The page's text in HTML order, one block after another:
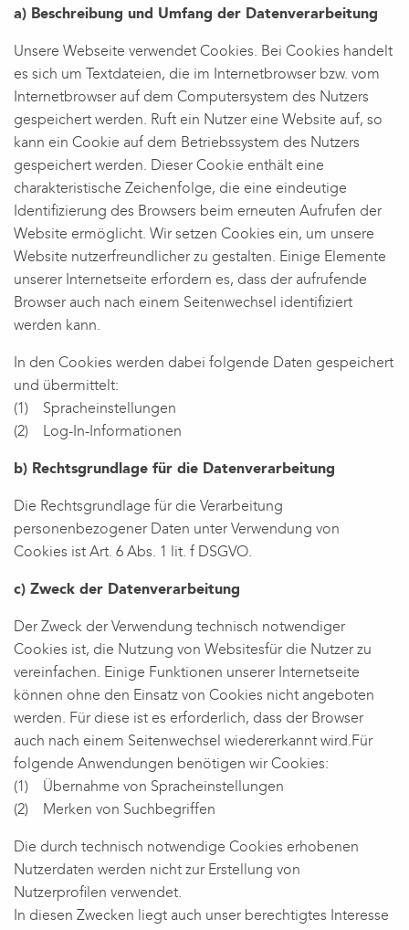
a) Beschreibung und Umfang der Datenverarbeitung
Unsere Webseite verwendet Cookies. Bei Cookies handelt
es sich um Textdateien, die im Internetbrowser bzw. vom
Internetbrowser auf dem Computersystem des Nutzers
gespeichert werden. Ruft ein Nutzer eine Website auf, so
kann ein Cookie auf dem Betriebssystem des Nutzers
gespeichert werden. Dieser Cookie enthält eine
charakteristische Zeichenfolge, die eine eindeutige
Identifizierung des Browsers beim erneuten Aufrufen der
Website ermöglicht. Wir setzen Cookies ein, um unsere
Website nutzerfreundlicher zu gestalten. Einige Elemente
unserer Internetseite erfordern es, dass der aufrufende
Browser auch nach einem Seitenwechsel identifiziert
werden kann.
In den Cookies werden dabei folgende Daten gespeichert
und übermittelt:
(1) Spracheinstellungen
(2) Log-In-Informationen
b) Rechtsgrundlage für die Datenverarbeitung
Die Rechtsgrundlage für die Verarbeitung
personenbezogener Daten unter Verwendung von
Cookies ist Art. 6 Abs. 1 lit. f DSGVO.
c) Zweck der Datenverarbeitung
Der Zweck der Verwendung technisch notwendiger
Cookies ist, die Nutzung von Websitesfür die Nutzer zu
vereinfachen. Einige Funktionen unserer Internetseite
können ohne den Einsatz von Cookies nicht angeboten
werden. Für diese ist es erforderlich, dass der Browser
auch nach einem Seitenwechsel wiedererkannt wird.Für
folgende Anwendungen benötigen wir Cookies:
(1) Übernahme von Spracheinstellungen
(2) Merken von Suchbegriffen
Die durch technisch notwendige Cookies erhobenen
Nutzerdaten werden nicht zur Erstellung von
Nutzerprofilen verwendet.
In diesen Zwecken liegt auch unser berechtigtes Interesse